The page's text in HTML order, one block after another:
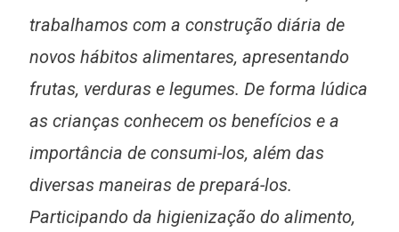
trabalhamos com a construção diária de
novos hábitos alimentares, apresentando
frutas, verduras e legumes. De forma lúdica
as crianças conhecem os benefícios e a
importância de consumi-los, além das
diversas maneiras de prepará-los.
Participando da higienização do alimento,